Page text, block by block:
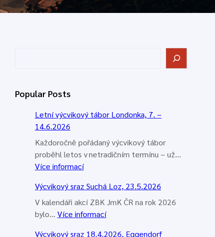
d
Popular Posts
Letní výcvikový tábor Londonka, 7. –
14.6.2026
Každoročně pořádaný výcvikový tábor
proběhl letos v netradičním termínu – už…
Více informací:
e
t
n
Výcvikový sraz Suchá Loz, 23.5.2026
V kalendáři akcí ZBK JmK ČR na rok 2026
bylo… Více informací:
Výcvikový sraz 18.4.2026, Eggendorf